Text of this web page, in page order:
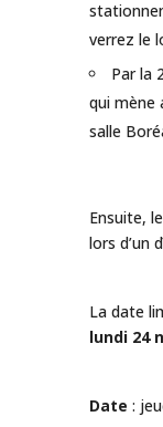
verrez le
Par la
qui mène
salle
Ensuite,
lors d’un
La date
lundi 24
Date :